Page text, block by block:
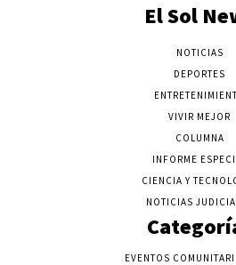
El Sol
NOTICIAS
DEPORTES
VIVIR MEJOR
COLUMNA
INFORME
CIENCIA Y
NOTICIAS
EVENTOS